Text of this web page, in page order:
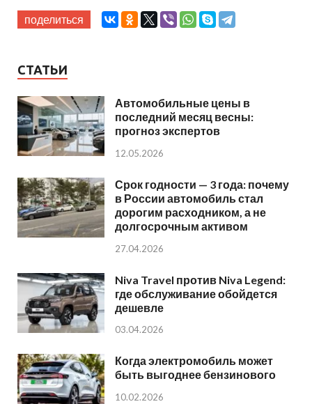
поделиться
СТАТЬИ
Автомобильные цены в
последний месяц весны:
прогноз экспертов
12.05.2026
Срок годности — 3 года: почему
в России автомобиль стал
дорогим расходником, а не
долгосрочным активом
27.04.2026
Niva Travel против Niva Legend:
где обслуживание обойдется
дешевле
03.04.2026
Когда электромобиль может
быть выгоднее бензинового
10.02.2026